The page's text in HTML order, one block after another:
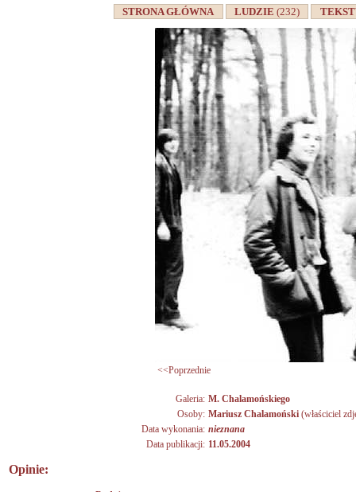
STRONA GŁÓWNA LUDZIE(232)
<<Poprzednie
Galeria: M. Chalamońskiego
Osoby: Mariusz Chalamoński (właściciel
Data wykonania: nieznana
Data publikacji: 11.05.2004
Opinie: